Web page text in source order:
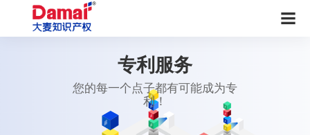
专利服务
您的每一个点子都有可能成为专
利！